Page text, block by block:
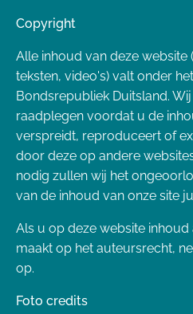
Copyright
Alle inhoud van deze website
teksten, video's) valt onder
Bondsrepubliek Duitsland.
raadplegen voordat u de
verspreidt, reproduceert of
door deze op andere
nodig zullen wij het
van de inhoud van onze site
Als u op deze website
maakt op het auteursrecht,
op.
Foto credits